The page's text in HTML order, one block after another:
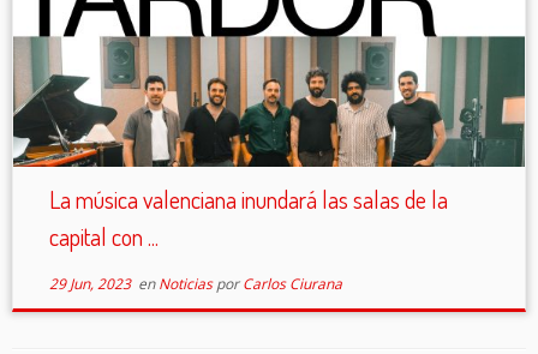
La música valenciana inundará las salas de la
capital con ...
29 Jun, 2023enNoticiasporCarlos Ciurana